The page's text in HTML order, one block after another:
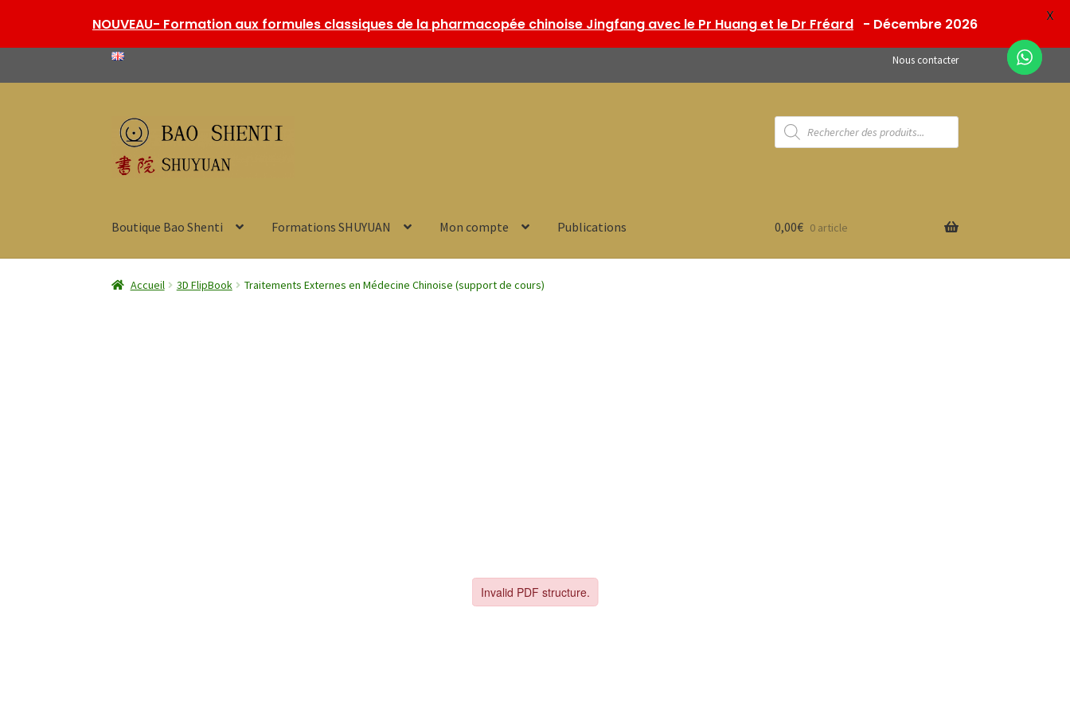
Nous contacter
Aller
la
Aller
au
contenu
Recherche
de
produits
Boutique Bao Shenti Formations SHUYUAN Mon compte Publications 0,00€ 0 article
Accueil 3D FlipBook Traitements Externes en Médecine Chinoise (support de cours)
NOUVEAU- Formation aux formules classiques de la pharmacopée chinoise Jingfang avec le Pr Huang et le Dr Fréard - Décembre 2026 X